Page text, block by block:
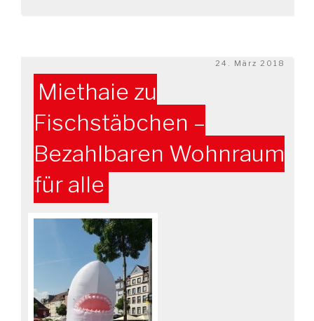
Veröffentlicht
24. März 2018
Miethaie zu
Fischstäbchen –
Bezahlbaren Wohnraum
für alle